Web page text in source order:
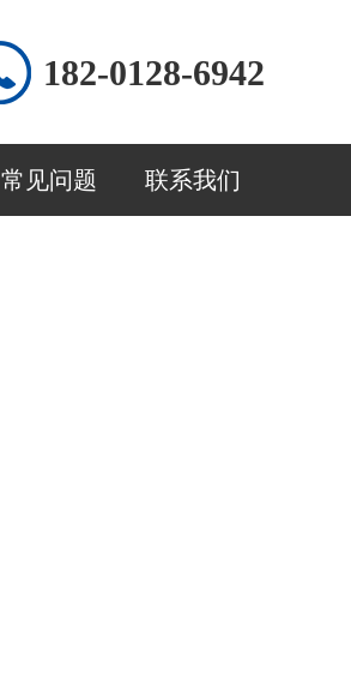
182-0128-6942
常见问题 联系我们